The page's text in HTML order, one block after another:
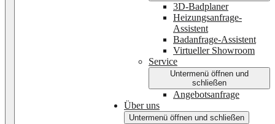
3D-Badplaner
Heizungsanfrage-
Assistent
Badanfrage-Assistent
Virtueller Showroom
Service
Untermenü öffnen und
schließen
Angebotsanfrage
Über uns
Untermenü öffnen und schließen